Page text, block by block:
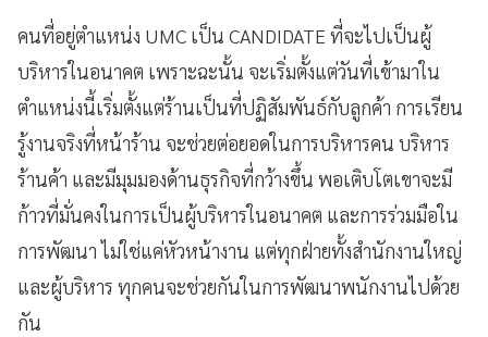
คนที่อยู่ตำแหน่ง UMC เป็น CANDIDATE ที่จะไปเป็นผู้
บริหารในอนาคต เพราะฉะนั้น จะเริ่มตั้งแต่วันที่เข้ามาใน
ตำแหน่งนี้เริ่มตั้งแต่ร้านเป็นที่ปฏิสัมพันธ์กับลูกค้า การเรียน
รู้งานจริงที่หน้าร้าน จะช่วยต่อยอดในการบริหารคน บริหาร
ร้านค้า และมีมุมมองด้านธุรกิจที่กว้างขึ้น พอเติบโตเขาจะมี
ก้าวที่มั่นคงในการเป็นผู้บริหารในอนาคต และการร่วมมือใน
การพัฒนา ไม่ใช่แค่หัวหน้างาน แต่ทุกฝ่ายทั้งสำนักงานใหญ่
และผู้บริหาร ทุกคนจะช่วยกันในการพัฒนาพนักงานไปด้วย
กัน